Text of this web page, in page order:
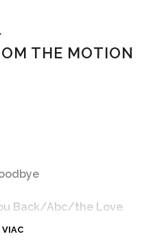
THE MOTION
Back/Abc/the Love
VIAC